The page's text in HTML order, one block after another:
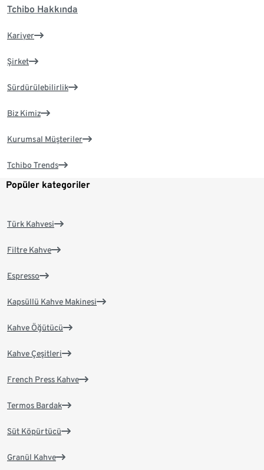
Tchibo Hakkında
Kariyer
Şirket
Sürdürülebilirlik
Biz Kimiz
Kurumsal Müşteriler
Tchibo Trends
Popüler kategoriler
Türk Kahvesi
Filtre Kahve
Espresso
Kapsüllü Kahve Makinesi
Kahve Öğütücü
Kahve Çeşitleri
French Press Kahve
Termos Bardak
Süt Köpürtücü
Granül Kahve